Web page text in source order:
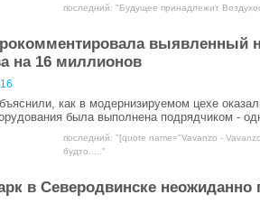
последний: "Будущее принадлежит
выявленный
на 16 миллионов
как в модернизируемом цехе
была выполнена подрядчиком -
последний: "[quote name="Vavanzo -
будто....."
в Северодвинске